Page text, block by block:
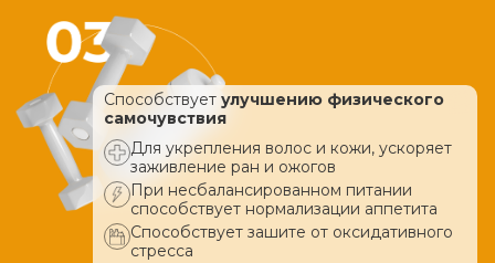
Способствует улучшению физического
самочувствия
Для укрепления волос и кожи, ускоряет
заживление ран и ожогов
При несбалансированном питании
способствует нормализации аппетита
Способствует зашите от оксидативного
стресса